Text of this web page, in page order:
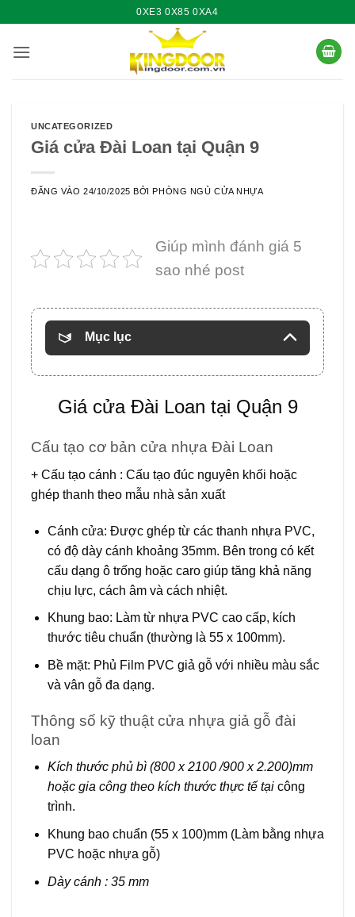
nội
0XE3 0X85 0XA4
UNCATEGORIZED
Giá cửa Đài Loan tại Quận 9
ĐĂNG VÀO24/10/2025 BỞIPHÒNG NGỦ CỬA NHỰA
Giúp mình đánh giá 5
sao nhé post
Mục lục
Giá cửa Đài Loan tại Quận 9
Cấu tạo cơ bản cửa nhựa Đài Loan
+ Cấu tạo cánh : Cấu tạo đúc nguyên khối hoặc
ghép thanh theo mẫu nhà sản xuất
Cánh cửa: Được ghép từ các thanh nhựa PVC,
có độ dày cánh khoảng 35mm. Bên trong có kết
cấu dạng ô trống hoặc caro giúp tăng khả năng
chịu lực, cách âm và cách nhiệt.
Khung bao: Làm từ nhựa PVC cao cấp, kích
thước tiêu chuẩn (thường là 55 x 100mm).
Bề mặt: Phủ Film PVC giả gỗ với nhiều màu sắc
và vân gỗ đa dạng.
Thông số kỹ thuật cửa nhựa giả gỗ đài
loan
Kích thước phủ bì (800 x 2100 /900 x 2.200)mm
hoặc gia công theo kích thước thực tế tại công
trình.
Khung bao chuẩn (55 x 100)mm (Làm bằng nhựa
PVC hoặc nhựa gỗ)
Dày cánh : 35 mm